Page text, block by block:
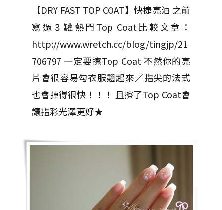
【DRY FAST TOP COAT】快捷亮油 之前
寫過３罐熱門Top Coat比較文章：
http://www.wretch.cc/blog/tingjp/21
706797 一定要擦Top Coat 不然你的亮
片會很容易勾衣服翹起來／指尖的法式
也會掉得很快！！！ 且擦了Top Coat會
讓指彩光澤更好★